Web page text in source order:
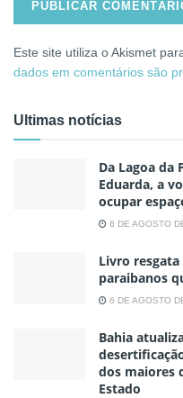
Este site utiliza o Akismet
dados em comentários são
Ultimas notícias
Da Lagoa da
Eduarda, a
ocupar
6 DE AGOSTO
Livro
paraibanos
6 DE AGOSTO
Bahia
dos maiores
Estado